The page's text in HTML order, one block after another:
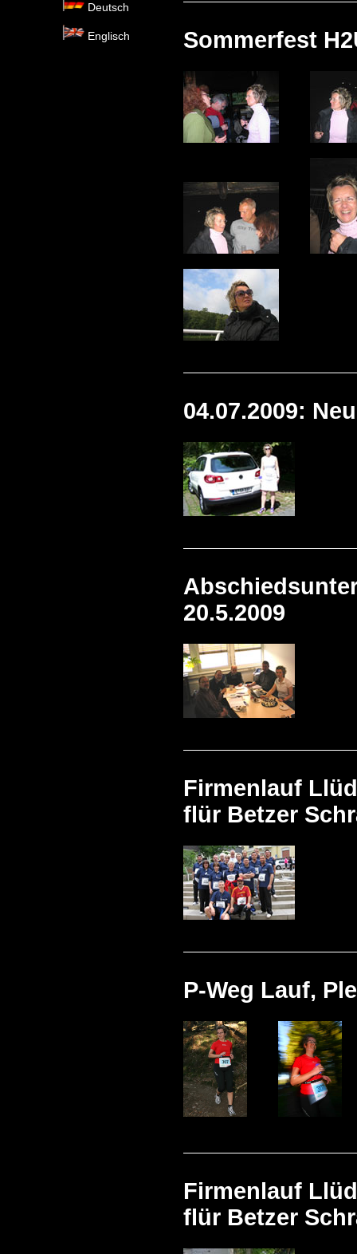
Deutsch
Englisch Sommerfest
04.07.2009:
20.5.2009
Firmenlauf
flür Betzer
P-Weg Lauf,
Firmenlauf
flür Betzer